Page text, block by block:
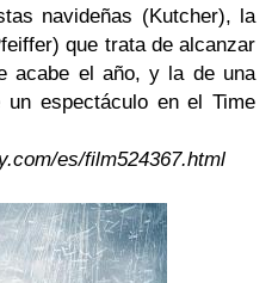
navideñas (Kutcher), la
que trata de alcanzar
acabe el año, y la de una
un espectáculo en el Time
es/film524367.html